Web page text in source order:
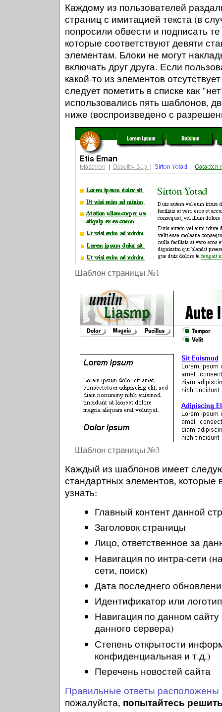
Каждому из пользователей
страниц с имитацией текста (в
попросили обвести и подписать
которые соответствуют девяти
элементам. Блоки не могут
включать друг друга. Если
какой-то из элементов
следует пометить в списке как
использовались пять шаблонов,
ниже (воспроизведено с
Шаблон страницы №1
Шаблон страницы №3
Каждый из шаблонов имеет
стандартных элементов, которые
узнать:
Главный контент данной
Заголовок страницы
Лицо, ответственное за
Навигация по интра-сети
сети, поиск)
Дата последнего
Идентификатор или
Навигация по данном
данного сервера)
Степень открытости
конфиденциальная и т.д.)
Перечень новостей сайта
Правильные ответы расположены
пожалуйста, попытайтесь